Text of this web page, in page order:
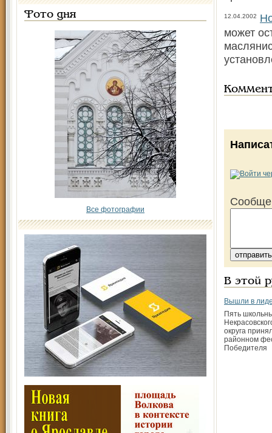
Фото дня
Все фотографии
12.04.2002
может
В этой
Вышли в
Пять
округа
районном
Победителя